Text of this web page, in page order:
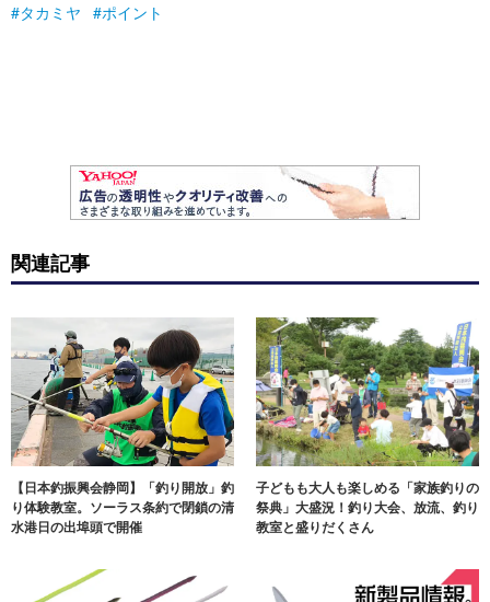
タカミヤ ポイント
関連記事
【日本釣振興会静岡】「釣り開放」釣
り体験教室。ソーラス条約で閉鎖の清
水港日の出埠頭で開催
子どもも大人も楽しめる「家族釣りの
祭典」大盛況！釣り大会、放流、釣り
教室と盛りだくさん